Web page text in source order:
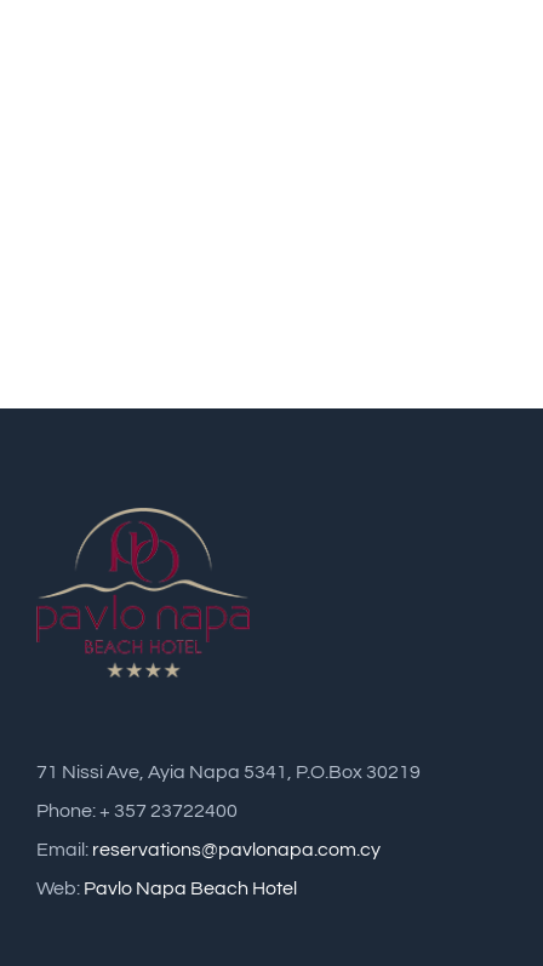
71 Nissi Ave, Ayia Napa 5341, P.O.Box 30219
Phone: + 357 23722400
Email: reservations@pavlonapa.com.cy
Web: Pavlo Napa Beach Hotel